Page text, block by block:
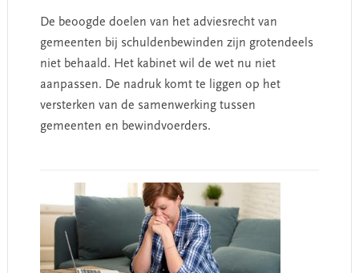
De beoogde doelen van het adviesrecht van
gemeenten bij schuldenbewinden zijn grotendeels
niet behaald. Het kabinet wil de wet nu niet
aanpassen. De nadruk komt te liggen op het
versterken van de samenwerking tussen
gemeenten en bewindvoerders.